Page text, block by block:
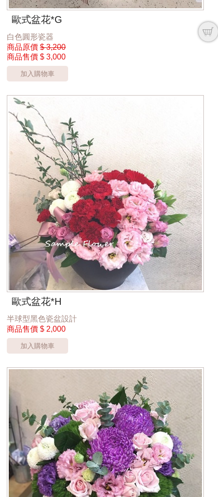
歐式盆花*G
白色圓形瓷器
商品原價 $ 3,200
商品售價 $ 3,000
加入購物車
歐式盆花*H
半球型黑色瓷盆設計
商品售價 $ 2,000
加入購物車